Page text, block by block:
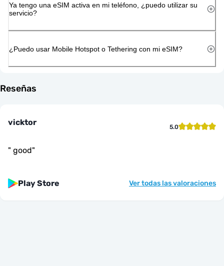
Ya tengo una eSIM activa en mi teléfono, ¿puedo utilizar su
servicio?
¿Puedo usar Mobile Hotspot o Tethering con mi eSIM?
Reseñas
vicktor 5.0
" good"
Play Store Ver todas las valoraciones